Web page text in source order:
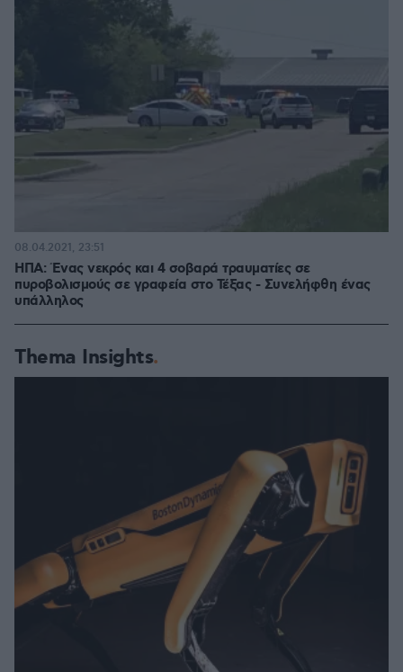
ΗΠΑ: Ένας νεκρός και 4 σοβαρά τραυματίες σε
πυροβολισμούς σε γραφεία στο Τέξας - Συνελήφθη ένας
υπάλληλος
08.04.2021, 23:51
Thema Insights